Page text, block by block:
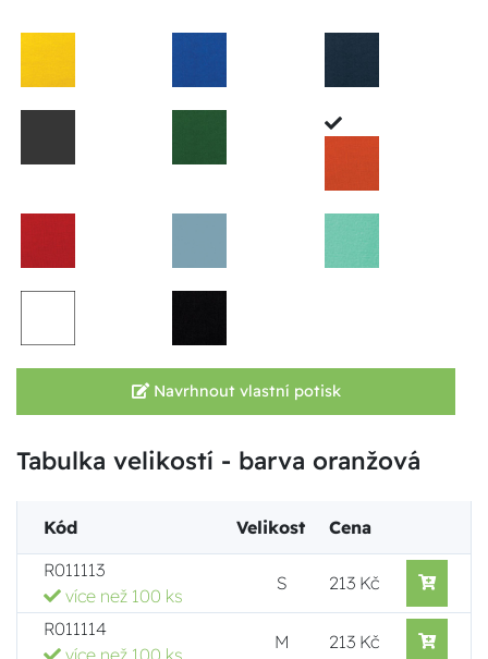
Navrhnout vlastní potisk
Tabulka velikostí - barva oranžová
Kód Velikost
Cena
R011113
více než 100 ks
S 213 Kč
R011114
více než 100 ks
M 213 Kč